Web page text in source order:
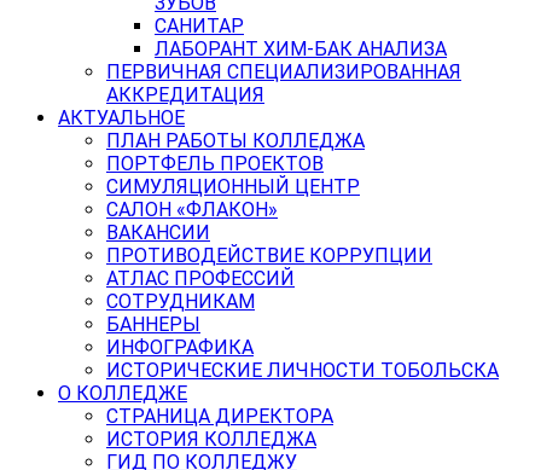
САНИТАР
ЛАБОРАНТ ХИМ-БАК АНАЛИЗА
ПЕРВИЧНАЯ СПЕЦИАЛИЗИРОВАННАЯ
АККРЕДИТАЦИЯ
АКТУАЛЬНОЕ
ПЛАН РАБОТЫ КОЛЛЕДЖА
ПОРТФЕЛЬ ПРОЕКТОВ
СИМУЛЯЦИОННЫЙ ЦЕНТР
САЛОН «ФЛАКОН»
ВАКАНСИИ
ПРОТИВОДЕЙСТВИЕ КОРРУПЦИИ
АТЛАС ПРОФЕССИЙ
СОТРУДНИКАМ
БАННЕРЫ
ИНФОГРАФИКА
ИСТОРИЧЕСКИЕ ЛИЧНОСТИ ТОБОЛЬСКА
О КОЛЛЕДЖЕ
СТРАНИЦА ДИРЕКТОРА
ИСТОРИЯ КОЛЛЕДЖА
ГИД ПО КОЛЛЕДЖУ